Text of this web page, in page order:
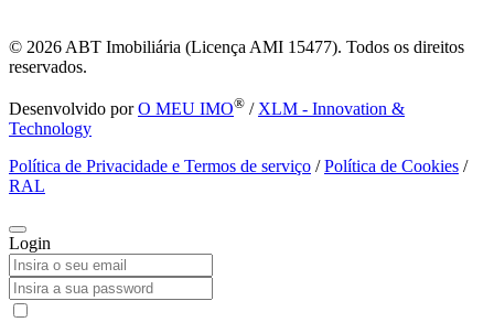
© 2026 ABT Imobiliária (Licença AMI 15477). Todos os direitos
reservados.
Desenvolvido porO MEU IMO® / XLM - Innovation &
Technology
Política de Privacidade e Termos de serviço /Política de Cookies /
RAL
Login